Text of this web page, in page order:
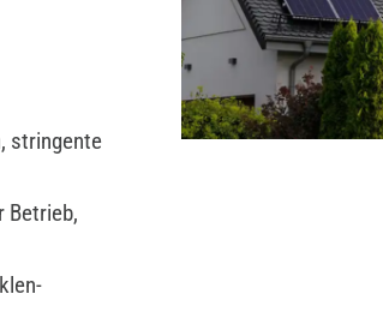
stringente
Betrieb,